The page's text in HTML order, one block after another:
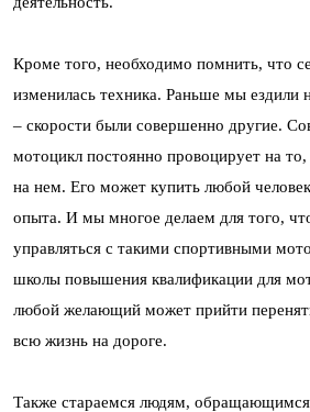
Кроме того, необходимо помнить, что
изменилась техника. Раньше мы ездили
– скорости были совершенно другие.
мотоцикл постоянно провоцирует на
на нем. Его может купить любой
опыта. И мы многое делаем для того,
управляться с такими спортивными
школы повышения квалификации для
любой желающий может прийти
всю жизнь на дороге.
Также стараемся людям,